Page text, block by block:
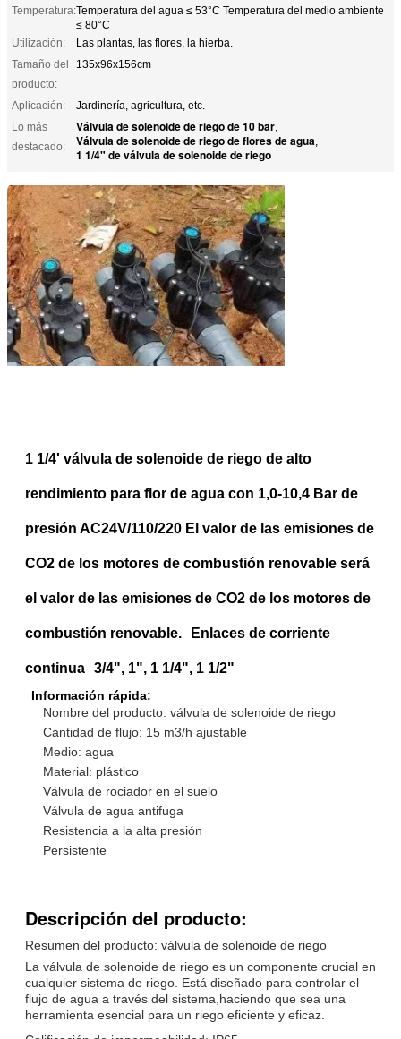
Temperatura:Temperatura del agua ≤ 53°C Temperatura del medio ambiente
≤ 80°C
Utilización:
Las plantas, las flores, la hierba.
Tamaño del
producto:
135x96x156cm
Aplicación:
Jardinería, agricultura, etc.
Lo más
destacado:
Válvula de solenoide de riego de 10 bar,
Válvula de solenoide de riego de flores de agua,
1 1/4" de válvula de solenoide de riego
1 1/4' válvula de solenoide de riego de alto
rendimiento para flor de agua con 1,0-10,4 Bar de
presión AC24V/110/220 El valor de las emisiones de
CO2 de los motores de combustión renovable será
el valor de las emisiones de CO2 de los motores de
combustión renovable. Enlaces de corriente
continua 3/4", 1", 1 1/4", 1 1/2"
Información rápida:
Nombre del producto: válvula de solenoide de riego
Cantidad de flujo: 15 m3/h ajustable
Medio: agua
Material: plástico
Válvula de rociador en el suelo
Válvula de agua antifuga
Resistencia a la alta presión
Persistente
Descripción del producto:
Resumen del producto: válvula de solenoide de riego
La válvula de solenoide de riego es un componente crucial en
cualquier sistema de riego. Está diseñado para controlar el
flujo de agua a través del sistema,haciendo que sea una
herramienta esencial para un riego eficiente y eficaz.